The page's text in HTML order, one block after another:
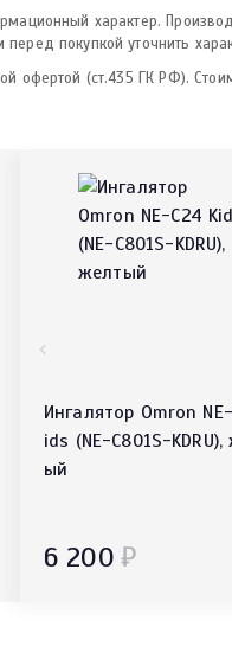
характер.
покупкой уточнить
офертой (ст.435 ГК РФ).
Ингалятор Omron
ids (NE-C801S-
ый
6 200 ₽